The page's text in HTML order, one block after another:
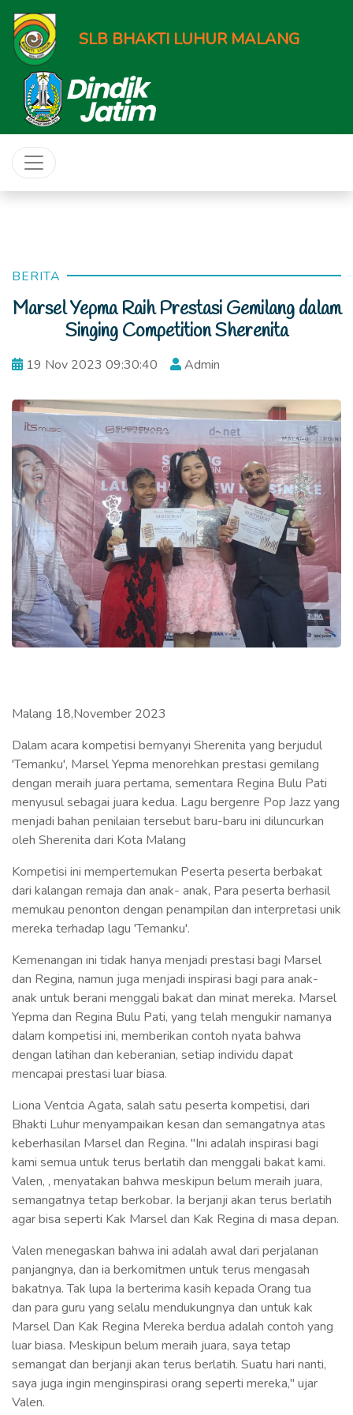
SLB BHAKTI LUHUR MALANG
BERITA
Marsel Yepma Raih Prestasi Gemilang dalam
Singing Competition Sherenita
19 Nov 2023 09:30:40 Admin
Malang 18,November 2023
Dalam acara kompetisi bernyanyi Sherenita yang berjudul
'Temanku', Marsel Yepma menorehkan prestasi gemilang
dengan meraih juara pertama, sementara Regina Bulu Pati
menyusul sebagai juara kedua. Lagu bergenre Pop Jazz yang
menjadi bahan penilaian tersebut baru-baru ini diluncurkan
oleh Sherenita dari Kota Malang
Kompetisi ini mempertemukan Peserta peserta berbakat
dari kalangan remaja dan anak- anak, Para peserta berhasil
memukau penonton dengan penampilan dan interpretasi unik
mereka terhadap lagu 'Temanku'.
Kemenangan ini tidak hanya menjadi prestasi bagi Marsel
dan Regina, namun juga menjadi inspirasi bagi para anak-
anak untuk berani menggali bakat dan minat mereka. Marsel
Yepma dan Regina Bulu Pati, yang telah mengukir namanya
dalam kompetisi ini, memberikan contoh nyata bahwa
dengan latihan dan keberanian, setiap individu dapat
mencapai prestasi luar biasa.
Liona Ventcia Agata, salah satu peserta kompetisi, dari
Bhakti Luhur menyampaikan kesan dan semangatnya atas
keberhasilan Marsel dan Regina. "Ini adalah inspirasi bagi
kami semua untuk terus berlatih dan menggali bakat kami.
Valen, , menyatakan bahwa meskipun belum meraih juara,
semangatnya tetap berkobar. Ia berjanji akan terus berlatih
agar bisa seperti Kak Marsel dan Kak Regina di masa depan.
Valen menegaskan bahwa ini adalah awal dari perjalanan
panjangnya, dan ia berkomitmen untuk terus mengasah
bakatnya. Tak lupa Ia berterima kasih kepada Orang tua
dan para guru yang selalu mendukungnya dan untuk kak
Marsel Dan Kak Regina Mereka berdua adalah contoh yang
luar biasa. Meskipun belum meraih juara, saya tetap
semangat dan berjanji akan terus berlatih. Suatu hari nanti,
saya juga ingin menginspirasi orang seperti mereka," ujar
Valen.